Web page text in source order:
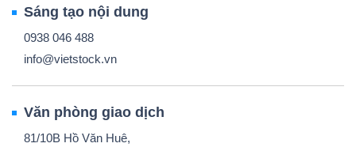
Sáng tạo nội dung
0938 046 488
info@vietstock.vn
Văn phòng giao dịch
81/10B Hồ Văn Huê,